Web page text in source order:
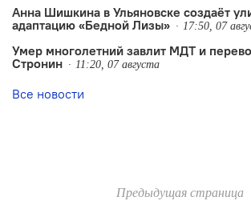
Анна Шишкина в Ульяновске создаëт
адаптацию «Бедной Лизы»
17:50, 07
Умер многолетний завлит МДТ и
Стронин
11:20, 07 августа
Все новости
Предыдущая страница